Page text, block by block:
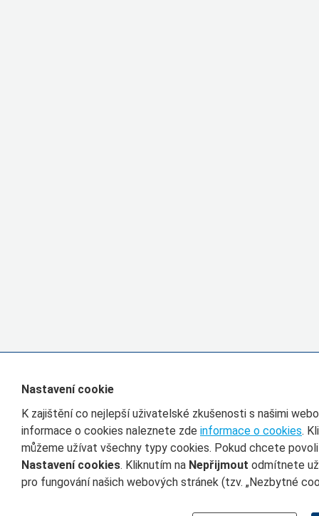
Nastavení cookie
K zajištění co nejlepší uživatelské zkušenosti s našimi
informace o cookies naleznete zde informace o cookies.
můžeme užívat všechny typy cookies. Pokud chcete
Nastavení cookies. Kliknutím na Nepřijmout odmítnete
pro fungování našich webových stránek (tzv. „Nezbytné